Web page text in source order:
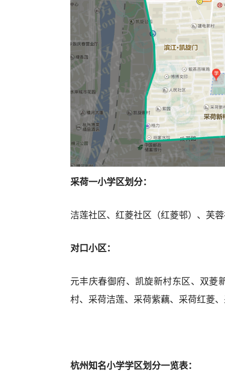
采荷一小学区划分：
洁莲社区、红菱社区（红菱邨）、芙
对口小区：
元丰庆春御府、凯旋新村东区、双菱
村、采荷洁莲、采荷紫藕、采荷红菱
杭州知名小学学区划分一览表：